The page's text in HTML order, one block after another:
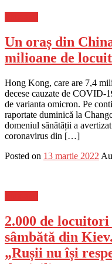
Un oraș din
milioane de
Hong Kong, care are 7,4
decese cauzate de COVID-
de varianta omicron. Pe
raportate duminică la
domeniul sănătății a
coronavirus din […]
Posted on 13 martie 2022
2.000 de
sâmbătă din
„Rușii nu își